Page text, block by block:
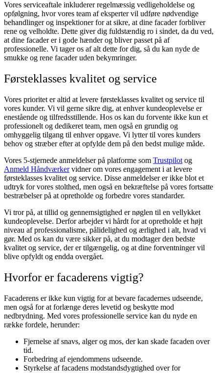
Vores serviceaftale inkluderer regelmæssig vedligeholdelse og
opfølgning, hvor vores team af eksperter vil udføre nødvendige
behandlinger og inspektioner for at sikre, at dine facader forbliver
rene og velholdte. Dette giver dig fuldstændig ro i sindet, da du ved,
at dine facader er i gode hænder og bliver passet på af
professionelle. Vi tager os af alt dette for dig, så du kan nyde de
smukke og rene facader uden bekymringer.
Førsteklasses kvalitet og service
Vores prioritet er altid at levere førsteklasses kvalitet og service til
vores kunder. Vi vil gerne sikre dig, at enhver kundeoplevelse er
enestående og tilfredsstillende. Hos os kan du forvente ikke kun et
professionelt og dedikeret team, men også en grundig og
omhyggelig tilgang til enhver opgave. Vi lytter til vores kunders
behov og stræber efter at opfylde dem på den bedst mulige måde.
Vores 5-stjernede anmeldelser på platforme som Trustpilot og
Anmeld Håndværkervidner om vores engagement i at levere
førsteklasses kvalitet og service. Disse anmeldelser er ikke blot et
udtryk for vores stolthed, men også en bekræftelse på vores fortsatte
bestræbelser på at opretholde og forbedre vores standarder.
Vi tror på, at tillid og gennemsigtighed er nøglen til en vellykket
kundeoplevelse. Derfor arbejder vi hårdt for at opretholde et højt
niveau af professionalisme, pålidelighed og ærlighed i alt, hvad vi
gør. Med os kan du være sikker på, at du modtager den bedste
kvalitet og service, der er tilgængelig, og at dine forventninger vil
blive opfyldt og endda overgået.
Hvorfor er facaderens vigtig?
Facaderens er ikke kun vigtig for at bevare facadernes udseende,
men også for at forlænge deres levetid og beskytte mod
nedbrydning. Med vores professionelle service kan du nyde en
række fordele, herunder:
Fjernelse af snavs, alger og mos, der kan skade facaden over
tid.
Forbedring af ejendommens udseende.
Styrkelse af facadens modstandsdygtighed over for